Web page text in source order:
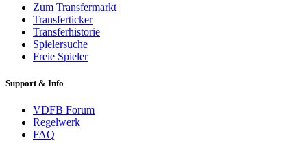
Zum Transfermarkt
Transferticker
Transferhistorie
Spielersuche
Freie Spieler
Support & Info
VDFB Forum
Regelwerk
FAQ